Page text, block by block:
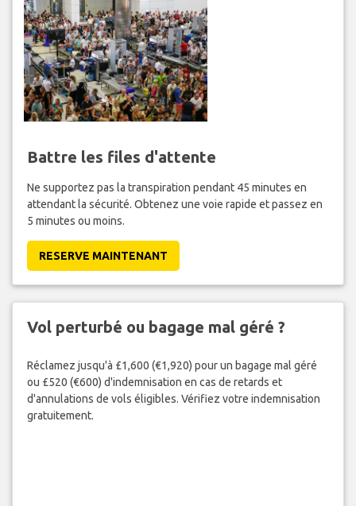
Battre les files d'attente
Ne supportez pas la transpiration pendant 45 minutes en
attendant la sécurité. Obtenez une voie rapide et passez en
5 minutes ou moins.
RESERVE MAINTENANT
Vol perturbé ou bagage mal géré ?
Réclamez jusqu'à £1,600 (€1,920) pour un bagage mal géré
ou £520 (€600) d'indemnisation en cas de retards et
d'annulations de vols éligibles. Vérifiez votre indemnisation
gratuitement.